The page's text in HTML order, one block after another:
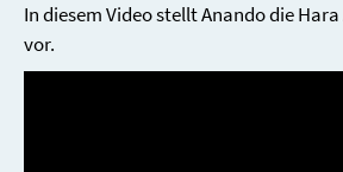
In diesem Video stellt Anando die
vor.